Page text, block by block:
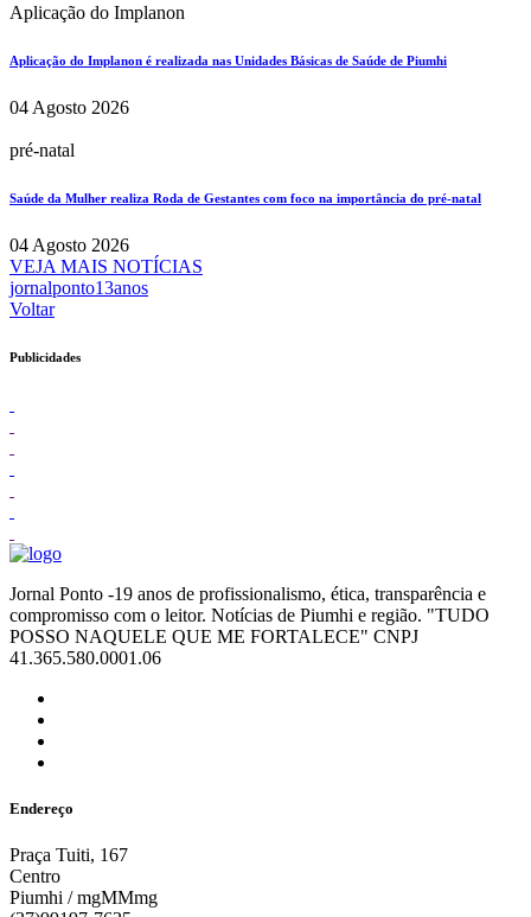
Aplicação do Implanon
Aplicação do Implanon é realizada nas Unidades Básicas de Saúde de Piumhi
04 Agosto 2026
pré-natal
Saúde da Mulher realiza Roda de Gestantes com foco na importância do pré-natal
04 Agosto 2026
VEJA MAIS NOTÍCIAS
jornalponto13anos
Voltar
Publicidades
Jornal Ponto -19 anos de profissionalismo, ética, transparência e
compromisso com o leitor. Notícias de Piumhi e região. "TUDO
POSSO NAQUELE QUE ME FORTALECE" CNPJ
41.365.580.0001.06
Endereço
Praça Tuiti, 167
Centro
Piumhi / mgMMmg